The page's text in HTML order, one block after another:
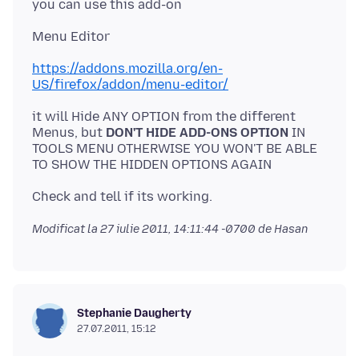
https://addons.mozilla.org/en-
US/firefox/addon/menu-editor/
it will Hide ANY OPTION from the different
Menus, but DON'T HIDE ADD-ONS OPTION IN
TOOLS MENU OTHERWISE YOU WON'T BE ABLE
Modificat la 27 iulie 2011, 14:11:44 -0700 de Hasan
Stephanie Daugherty
27.07.2011, 15:12